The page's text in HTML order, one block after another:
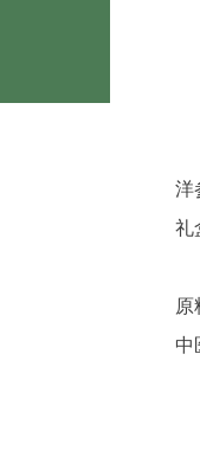
洋
礼
中